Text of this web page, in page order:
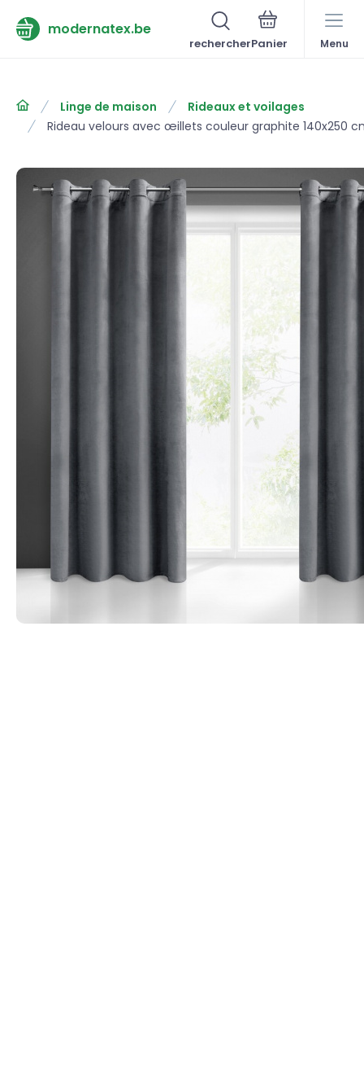
modernatex.be
rechercher Menu
Linge de maison
Rideaux et voilages
Rideau velours avec œillets couleur graphite 140x250